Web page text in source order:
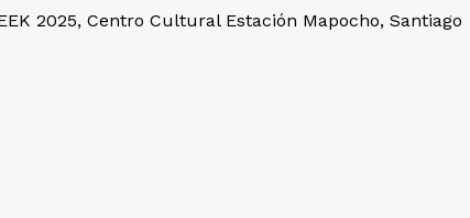
2025, Centro Cultural Estación Mapocho, Santiago